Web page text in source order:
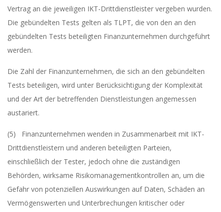
Vertrag an die jeweiligen IKT-Drittdienstleister vergeben wurden.
Die gebündelten Tests gelten als TLPT, die von den an den
gebündelten Tests beteiligten Finanzunternehmen durchgeführt
werden.
Die Zahl der Finanzunternehmen, die sich an den gebündelten
Tests beteiligen, wird unter Berücksichtigung der Komplexität
und der Art der betreffenden Dienstleistungen angemessen
austariert.
(5) Finanzunternehmen wenden in Zusammenarbeit mit IKT-
Drittdienstleistern und anderen beteiligten Parteien,
einschließlich der Tester, jedoch ohne die zuständigen
Behörden, wirksame Risikomanagementkontrollen an, um die
Gefahr von potenziellen Auswirkungen auf Daten, Schäden an
Vermögenswerten und Unterbrechungen kritischer oder